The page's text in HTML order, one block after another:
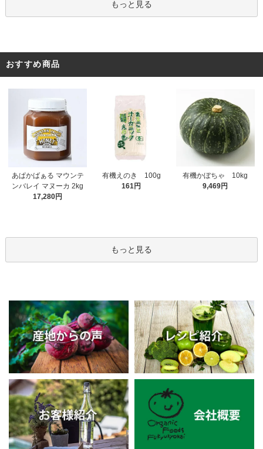
もっと見る
おすすめ商品
あぱかばぁる マウンテ
ンバレイ マヌーカ 2kg
17,280円
有機えのき 100g
161円
有機かぼちゃ 10kg
9,469円
もっと見る